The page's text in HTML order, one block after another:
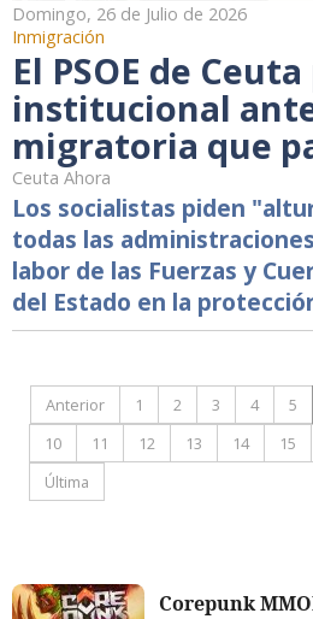
Domingo, 26 de Julio de 2026
Inmigración
El PSOE de
institucional
migratoria que
Ceuta Ahora
Los socialistas piden
todas las
labor de las Fuerzas y
del Estado en la
Anterior 1 2 3 4 5
10
11 12 13 14 15
Última
Corepunk